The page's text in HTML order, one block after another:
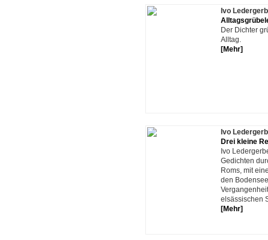
Ivo
Der Dichter
Alltag.
[Mehr]
Ivo
Drei kleine
Ivo
Gedichten
Roms, mit
den
elsässischen
[Mehr]